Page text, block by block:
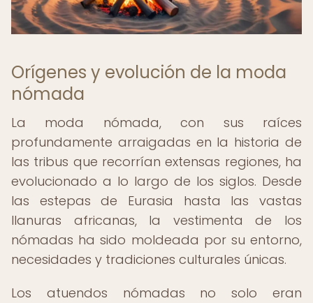
Orígenes y evolución de la moda
nómada
La moda nómada, con sus raíces
profundamente arraigadas en la historia de
las tribus que recorrían extensas regiones, ha
evolucionado a lo largo de los siglos. Desde
las estepas de Eurasia hasta las vastas
llanuras africanas, la vestimenta de los
nómadas ha sido moldeada por su entorno,
necesidades y tradiciones culturales únicas.
Los atuendos nómadas no solo eran